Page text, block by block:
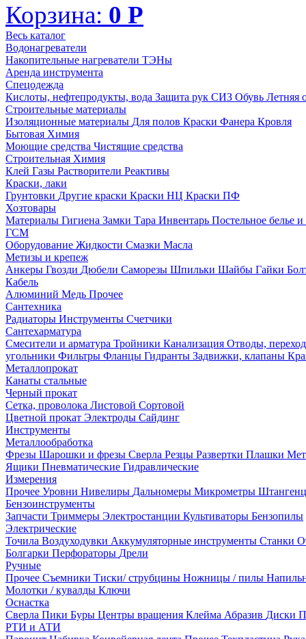
Корзина: 0 Р
Весь каталог
Водонагреватели
Накопительные нагреватели ТЭНы
Аренда инструмента
Спецодежда
Кислоты, нефтепродукты, вода Защита рук СИЗ Обувь Летняя
Строительные материалы
Изоляционные материалы Для полов Краски Фанера Кровля
Бытовая Химия
Моющие средства Чистящие средства
Строительная Химия
Клей Газы Растворители Реактивы
Краски, лаки
Грунтовки Другие краски Краски НЦ Краски ПФ
Хозтовары
Материалы Гигиена Замки Тара Инвентарь Постельное белье
ГСМ
Оборудование Жидкости Смазки Масла
Метизы и крепеж
Анкеры Гвозди Дюбели Саморезы Шпильки Шайбы Гайки
Кабель
Алюминий Медь Прочее
Сантехника
Радиаторы Инструменты Счетчики
Сантехарматура
Смесители и арматура Тройники Канализация Отводы,
угольники Фильтры Фланцы Гидранты Задвижки, клапаны
Металлопрокат
Канаты стальные
Черный прокат
Сетка, проволока Листовой Сортовой
Цветной прокат Электроды Сайдинг
Инструменты
Металлообработка
Фрезы Шарошки и фрезы Сверла Резцы Развертки Плашки
Ящики Пневматические Гидравлические
Измерения
Прочее Уровни Нивелиры Дальномеры Микрометры
Бензоинструменты
Запчасти Триммеры Электростанции Культиваторы Бензопилы
Электрические
Точила Воздуходувки Аккумуляторные инструменты Станки
Болгарки Перфораторы Дрели
Ручные
Прочее Съемники Тиски/ струбцины Ножницы / пилы
Молотки / кувалды Ключи
Оснастка
Сверла Пики Буры Центры вращения Клейма Абразив Диски
РТИ и АТИ